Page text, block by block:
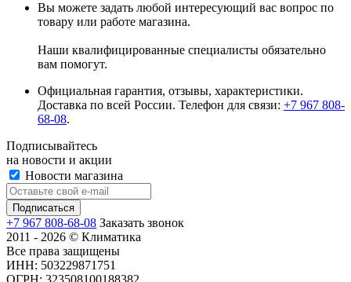
Вы можете задать любой интересующий вас вопрос по
товару или работе магазина.
Наши квалифицированные специалисты обязательно
вам помогут.
Официальная гарантия, отзывы, характеристики.
Доставка по всей России. Телефон для связи: +7 967 808-
68-08.
Подписывайтесь
на новости и акции
Новости магазина
+7 967 808-68-08 Заказать звонок
2011 - 2026 © Климатика
Все права защищены
ИНН: 503229871751